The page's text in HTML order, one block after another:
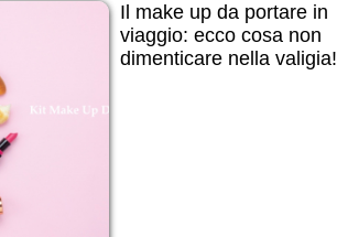
Il make up da portare in
viaggio: ecco cosa non
dimenticare nella valigia!